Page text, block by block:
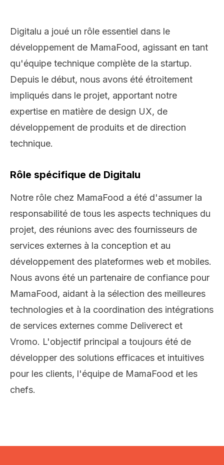
Digitalu a joué un rôle essentiel dans le
développement de MamaFood, agissant en tant
qu'équipe technique complète de la startup.
Depuis le début, nous avons été étroitement
impliqués dans le projet, apportant notre
expertise en matière de design UX, de
développement de produits et de direction
technique.
Rôle spécifique de Digitalu
Notre rôle chez MamaFood a été d'assumer la
responsabilité de tous les aspects techniques du
projet, des réunions avec des fournisseurs de
services externes à la conception et au
développement des plateformes web et mobiles.
Nous avons été un partenaire de confiance pour
MamaFood, aidant à la sélection des meilleures
technologies et à la coordination des intégrations
de services externes comme Deliverect et
Vromo. L'objectif principal a toujours été de
développer des solutions efficaces et intuitives
pour les clients, l'équipe de MamaFood et les
chefs.